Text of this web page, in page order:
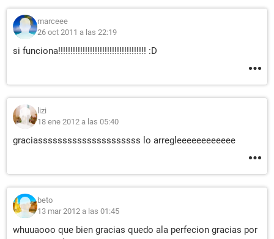
marceee
26 oct 2011 a las 22:19
si funciona!!!!!!!!!!!!!!!!!!!!!!!!!!!!!!!!!!!! :D
lizi
18 ene 2012 a las 05:40
graciasssssssssssssssssssss lo arregleeeeeeeeeeee
beto
13 mar 2012 a las 01:45
whuuaooo que bien gracias quedo ala perfecion gracias por